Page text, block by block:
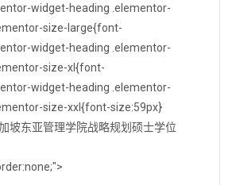
widget-heading .elementor-
size-large{font-
widget-heading .elementor-
size-xl{font-
widget-heading .elementor-
size-xxl{font-size:59px}
坡东亚管理学院战略规划硕士学位